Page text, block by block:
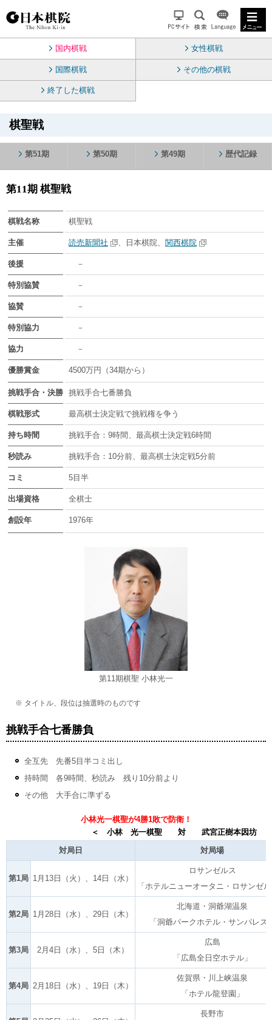
国内棋戦 女性棋戦
国際棋戦 その他の棋戦
終了した棋戦
棋聖戦
第51期 第50期 第49期 歴代記録
第11期 棋聖戦
棋戦名称 棋聖戦
主催 読売新聞社 、日本棋院、 関西棋院
後援 －
特別協賛 －
協賛 －
特別協力 －
協力 －
優勝賞金 4500万円（34期から）
挑戦手合・決勝 挑戦手合七番勝負
棋戦形式 最高棋士決定戦で挑戦権を争う
持ち時間 挑戦手合：9時間、最高棋士決定戦6時間
秒読み 挑戦手合：10分前、最高棋士決定戦5分前
コミ 5目半
出場資格 全棋士
創設年 1976年
第11期棋聖 小林光一
※ タイトル、段位は抽選時のものです
挑戦手合七番勝負
全互先 先番5目半コミ出し
持時間 各9時間、秒読み 残り10分前より
その他 大手合に準ずる
小林光一棋聖が4勝1敗で防衛！
＜ 小林 光一棋聖 対 武宮正樹本因坊 ＞
対局日 対局場
第1局 1月13日（火）、14日（水）
ロサンゼルス
「ホテルニューオータニ・ロサンゼ
第2局 1月28日（水）、29日（木）
北海道・洞爺湖温泉
「洞爺パークホテル・サンパレス
第3局 2月4日（水）、5日（木）
広島
「広島全日空ホテル」
第4局 2月18日（水）、19日（木）
佐賀県・川上峡温泉
「ホテル龍登園」
長野市